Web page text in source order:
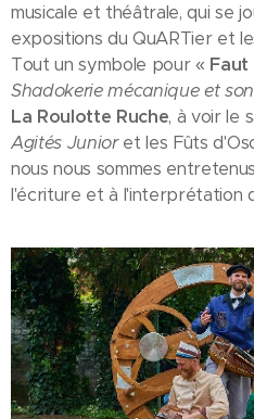
musicale et théâtrale, qui se
expositions du QuARTier et
Tout un symbole pour « Faut
Shadokerie mécanique et
La Roulotte Ruche, à voir le
Agités Junioret les Fûts
nous nous sommes
l'écriture et à l'interprétation